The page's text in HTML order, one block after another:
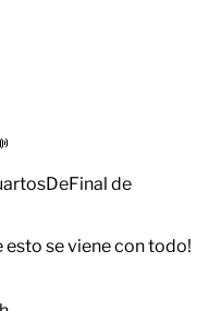
de
se viene con todo!